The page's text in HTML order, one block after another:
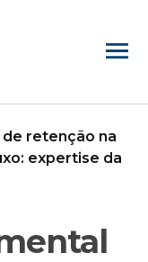
retenção na
expertise da